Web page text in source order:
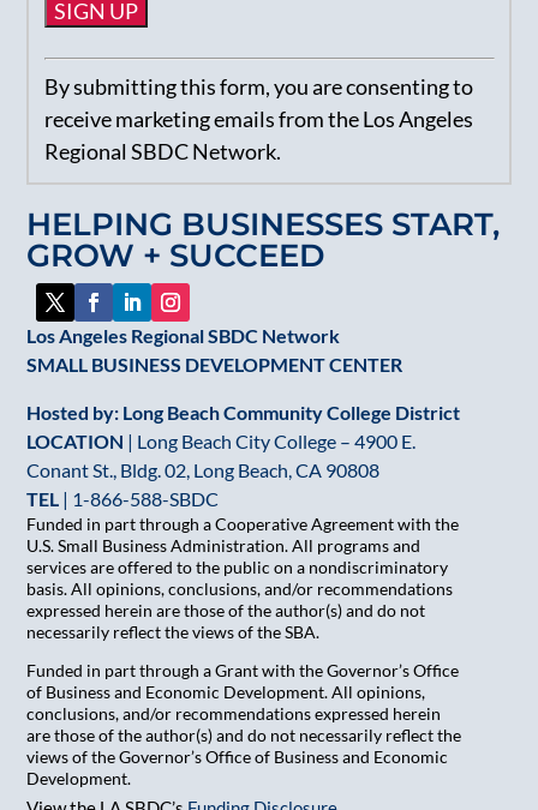
HELPING BUSINESSES START,
GROW + SUCCEED
Los Angeles Regional SBDC Network
SMALL BUSINESS DEVELOPMENT CENTER
Hosted by: Long Beach Community College District
LOCATION | Long Beach City College – 4900 E.
Conant St., Bldg. 02, Long Beach, CA 90808
TEL | 1-866-588-SBDC
Funded in part through a Cooperative Agreement with the
U.S. Small Business Administration. All programs and
services are offered to the public on a nondiscriminatory
basis. All opinions, conclusions, and/or recommendations
expressed herein are those of the author(s) and do not
necessarily reflect the views of the SBA.
Funded in part through a Grant with the Governor’s Office
of Business and Economic Development. All opinions,
conclusions, and/or recommendations expressed herein
are those of the author(s) and do not necessarily reflect the
views of the Governor’s Office of Business and Economic
Development.
Constant
Contact
Use.
Please
leave
this
field
blank.
By submitting this form, you are consenting to
receive marketing emails from the Los Angeles
Regional SBDC Network.